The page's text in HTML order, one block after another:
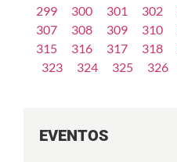
299
300 301 302
307
308 309 310
315
316 317 318
323
324 325 326
EVENTOS